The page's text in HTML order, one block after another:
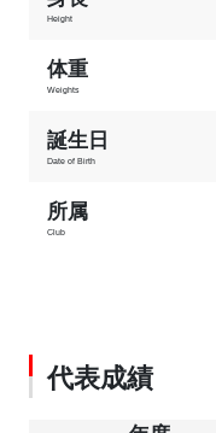
Height
体重
Weights
誕生日
Date of Birth
所属
Club
代表成績